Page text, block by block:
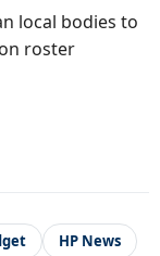
local bodies to
roster
HP News